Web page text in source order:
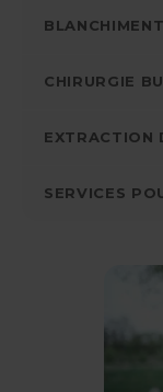
CHIRURGIE
EXTRACTION
SERVICES